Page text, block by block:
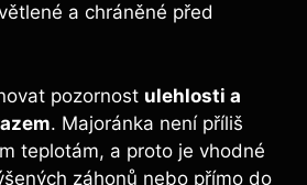
a chráněné před
pozornost ulehlosti a
. Majoránka není příliš
teplotám, a proto je vhodné
záhonů nebo přímo do